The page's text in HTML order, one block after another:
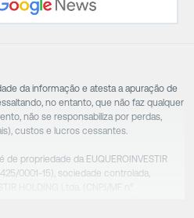
da informação e atesta a apuração de
no entanto, que não faz qualquer
não se responsabiliza por perdas,
custos e lucros cessantes.
propriedade da EUQUEROINVESTIR
0001-15), sociedade controlada,